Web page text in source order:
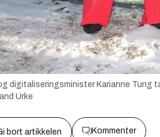
digitaliseringsminister Karianne
Urke
bort artikkelen Kommenter